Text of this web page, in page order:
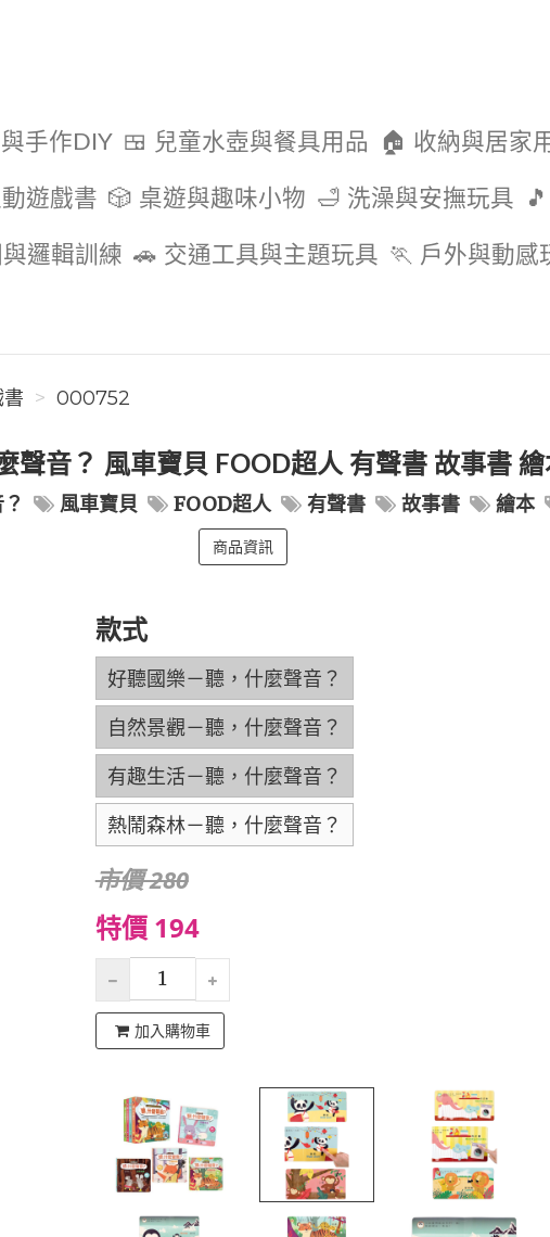
手作DIY 🍱 兒童水壺與餐具用品 🏠 收納與居家
遊戲書 🎲 桌遊與趣味小物 🛁 洗澡與安撫玩具
邏輯訓練 🚗 交通工具與主題玩具 🏃 戶外與動感
000752
聲音？ 風車寶貝 FOOD超人 有聲書 故事書
風車寶貝 FOOD超人 有聲書 故事書 繪本
商品資訊
款式
好聽國樂－聽，什麼聲音？
自然景觀－聽，什麼聲音？
有趣生活－聽，什麼聲音？
熱鬧森林－聽，什麼聲音？
市價 280
特價 194
加入購物車